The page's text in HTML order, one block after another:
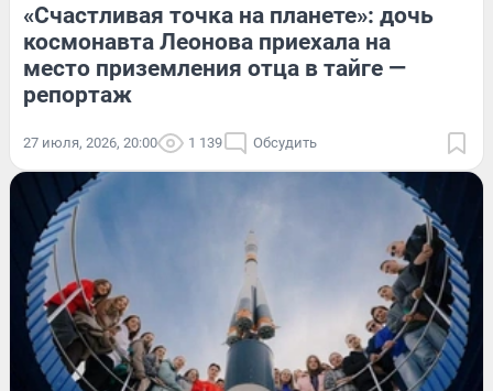
«Счастливая точка на планете»: дочь
космонавта Леонова приехала на
место приземления отца в тайге —
репортаж
27 июля, 2026, 20:00 1 139 Обсудить